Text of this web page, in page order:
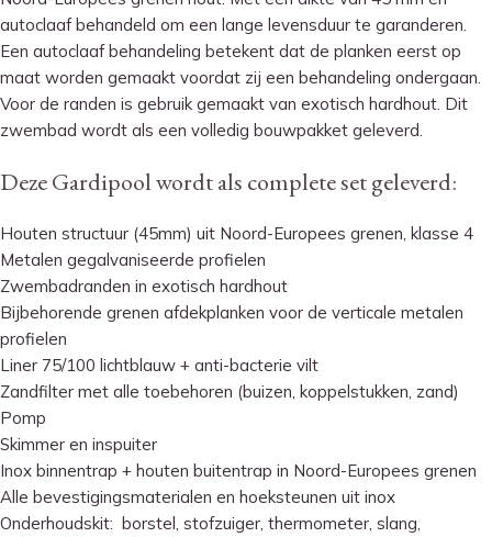
autoclaaf behandeld om een lange levensduur te garanderen.
Een autoclaaf behandeling betekent dat de planken eerst op
maat worden gemaakt voordat zij een behandeling ondergaan.
Voor de randen is gebruik gemaakt van exotisch hardhout. Dit
zwembad wordt als een volledig bouwpakket geleverd.
Deze Gardipool wordt als complete set geleverd:
Houten structuur (45mm) uit Noord-Europees grenen, klasse 4
Metalen gegalvaniseerde profielen
Zwembadranden in exotisch hardhout
Bijbehorende grenen afdekplanken voor de verticale metalen
profielen
Liner 75/100 lichtblauw + anti-bacterie vilt
Zandfilter met alle toebehoren (buizen, koppelstukken, zand)
Pomp
Skimmer en inspuiter
Inox binnentrap + houten buitentrap in Noord-Europees grenen
Alle bevestigingsmaterialen en hoeksteunen uit inox
Onderhoudskit: borstel, stofzuiger, thermometer, slang,